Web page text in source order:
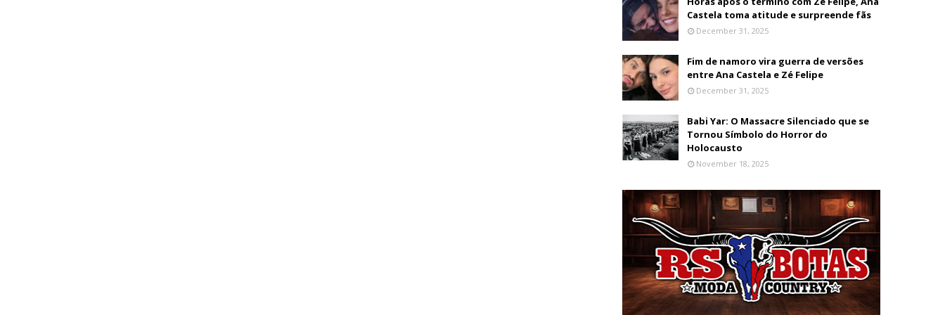
Castela toma atitude e surpreende fãs
December 31, 2025
Fim de namoro vira guerra de versões
entre Ana Castela e Zé Felipe
December 31, 2025
Babi Yar: O Massacre Silenciado que se
Tornou Símbolo do Horror do
Holocausto
November 18, 2025